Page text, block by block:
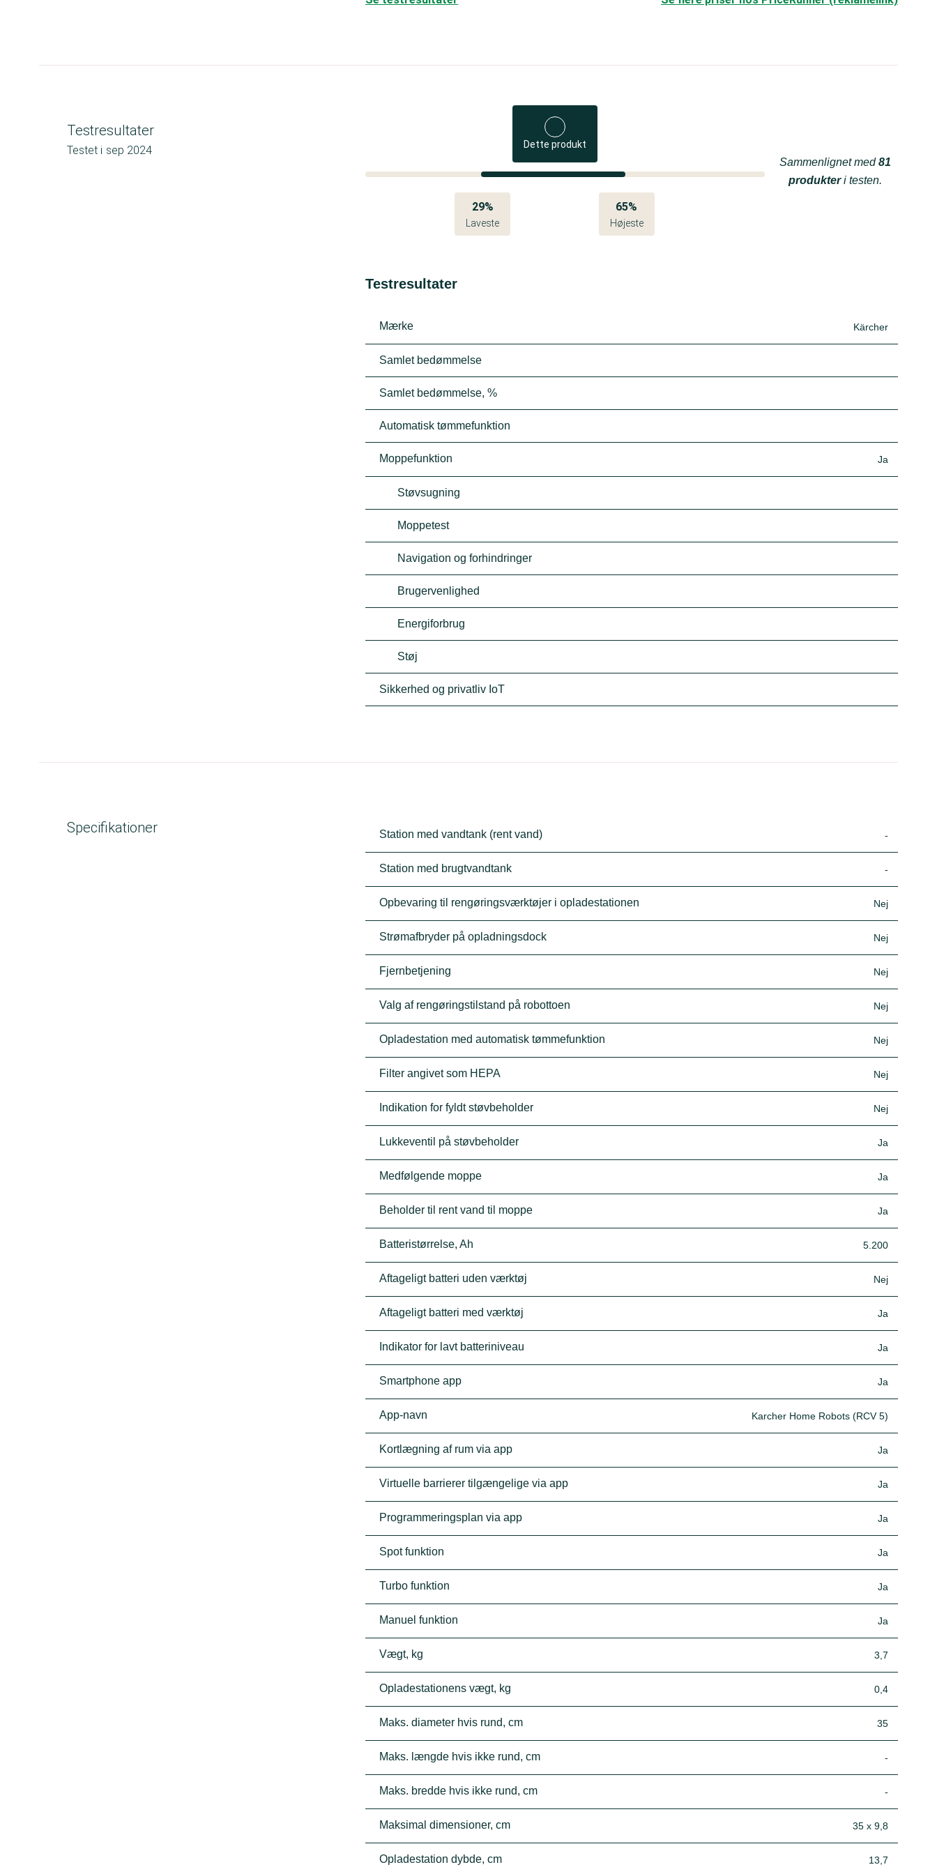
Testresultater
Testet i sep 2024 Dette produkt
29%
Laveste
65%
Højeste
Sammenlignet med81
produkteri testen.
Testresultater
Mærke Kärcher
Samlet bedømmelse
Samlet bedømmelse, %
Automatisk tømmefunktion
Moppefunktion Ja
Støvsugning
Moppetest
Navigation og forhindringer
Brugervenlighed
Energiforbrug
Støj
Sikkerhed og privatliv IoT
Specifikationer Station med vandtank (rent vand) -
Station med brugtvandtank -
Opbevaring til rengøringsværktøjer i opladestationen Nej
Strømafbryder på opladningsdock Nej
Fjernbetjening Nej
Valg af rengøringstilstand på robottoen Nej
Opladestation med automatisk tømmefunktion Nej
Filter angivet som HEPA Nej
Indikation for fyldt støvbeholder Nej
Lukkeventil på støvbeholder Ja
Medfølgende moppe Ja
Beholder til rent vand til moppe Ja
Batteristørrelse, Ah 5.200
Aftageligt batteri uden værktøj Nej
Aftageligt batteri med værktøj Ja
Indikator for lavt batteriniveau Ja
Smartphone app Ja
App-navn Karcher Home Robots (RCV 5)
Kortlægning af rum via app Ja
Virtuelle barrierer tilgængelige via app Ja
Programmeringsplan via app Ja
Spot funktion Ja
Turbo funktion Ja
Manuel funktion Ja
Vægt, kg 3,7
Opladestationens vægt, kg 0,4
Maks. diameter hvis rund, cm 35
Maks. længde hvis ikke rund, cm -
Maks. bredde hvis ikke rund, cm -
Maksimal dimensioner, cm 35 x 9,8
Opladestation dybde, cm 13,7